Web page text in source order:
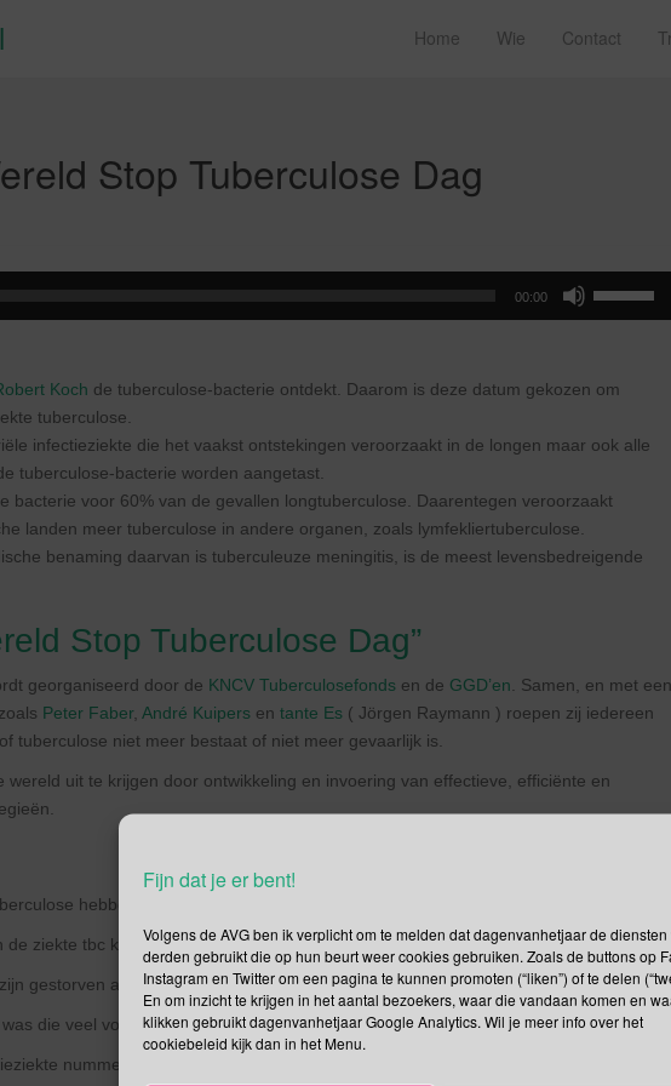
Fijn dat je er bent!
Volgens de AVG ben ik verplicht om te melden dat dagenvanhetjaar de diensten
derden gebruikt die op hun beurt weer cookies gebruiken. Zoals de buttons op
Instagram en Twitter om een pagina te kunnen promoten (“liken”) of te delen
En om inzicht te krijgen in het aantal bezoekers, waar die vandaan komen en
klikken gebruikt dagenvanhetjaar Google Analytics. Wil je meer info over het
cookiebeleid kijk dan in het Menu.
Home Wie Contact
Stop Tuberculose Dag
00:00
het
te
of
verlagen.
Koch de tuberculose-bacterie ontdekt. Daarom is deze datum gekozen om
tuberculose.
infectieziekte die het vaakst ontstekingen veroorzaakt in de longen maar ook alle
tuberculose-bacterie worden aangetast.
bacterie voor 60% van de gevallen longtuberculose. Daarentegen veroorzaakt
landen meer tuberculose in andere organen, zoals lymfekliertuberculose.
benaming daarvan is tuberculeuze meningitis, is de meest levensbedreigende
Stop Tuberculose Dag”
georganiseerd door de KNCV Tuberculosefonds en de GGD’en . Samen, en met een
Peter Faber, André Kuipers en tante Es ( Jörgen Raymann ) roepen zij iedereen
tuberculose niet meer bestaat of niet meer gevaarlijk is.
wereld uit te krijgen door ontwikkeling en invoering van effectieve, efficiënte en
hebben gekregen?
de ziekte tbc krijgen?
gestorven aan tuberculose?
die veel voorkwam bij koeien?
nummer 2 is?